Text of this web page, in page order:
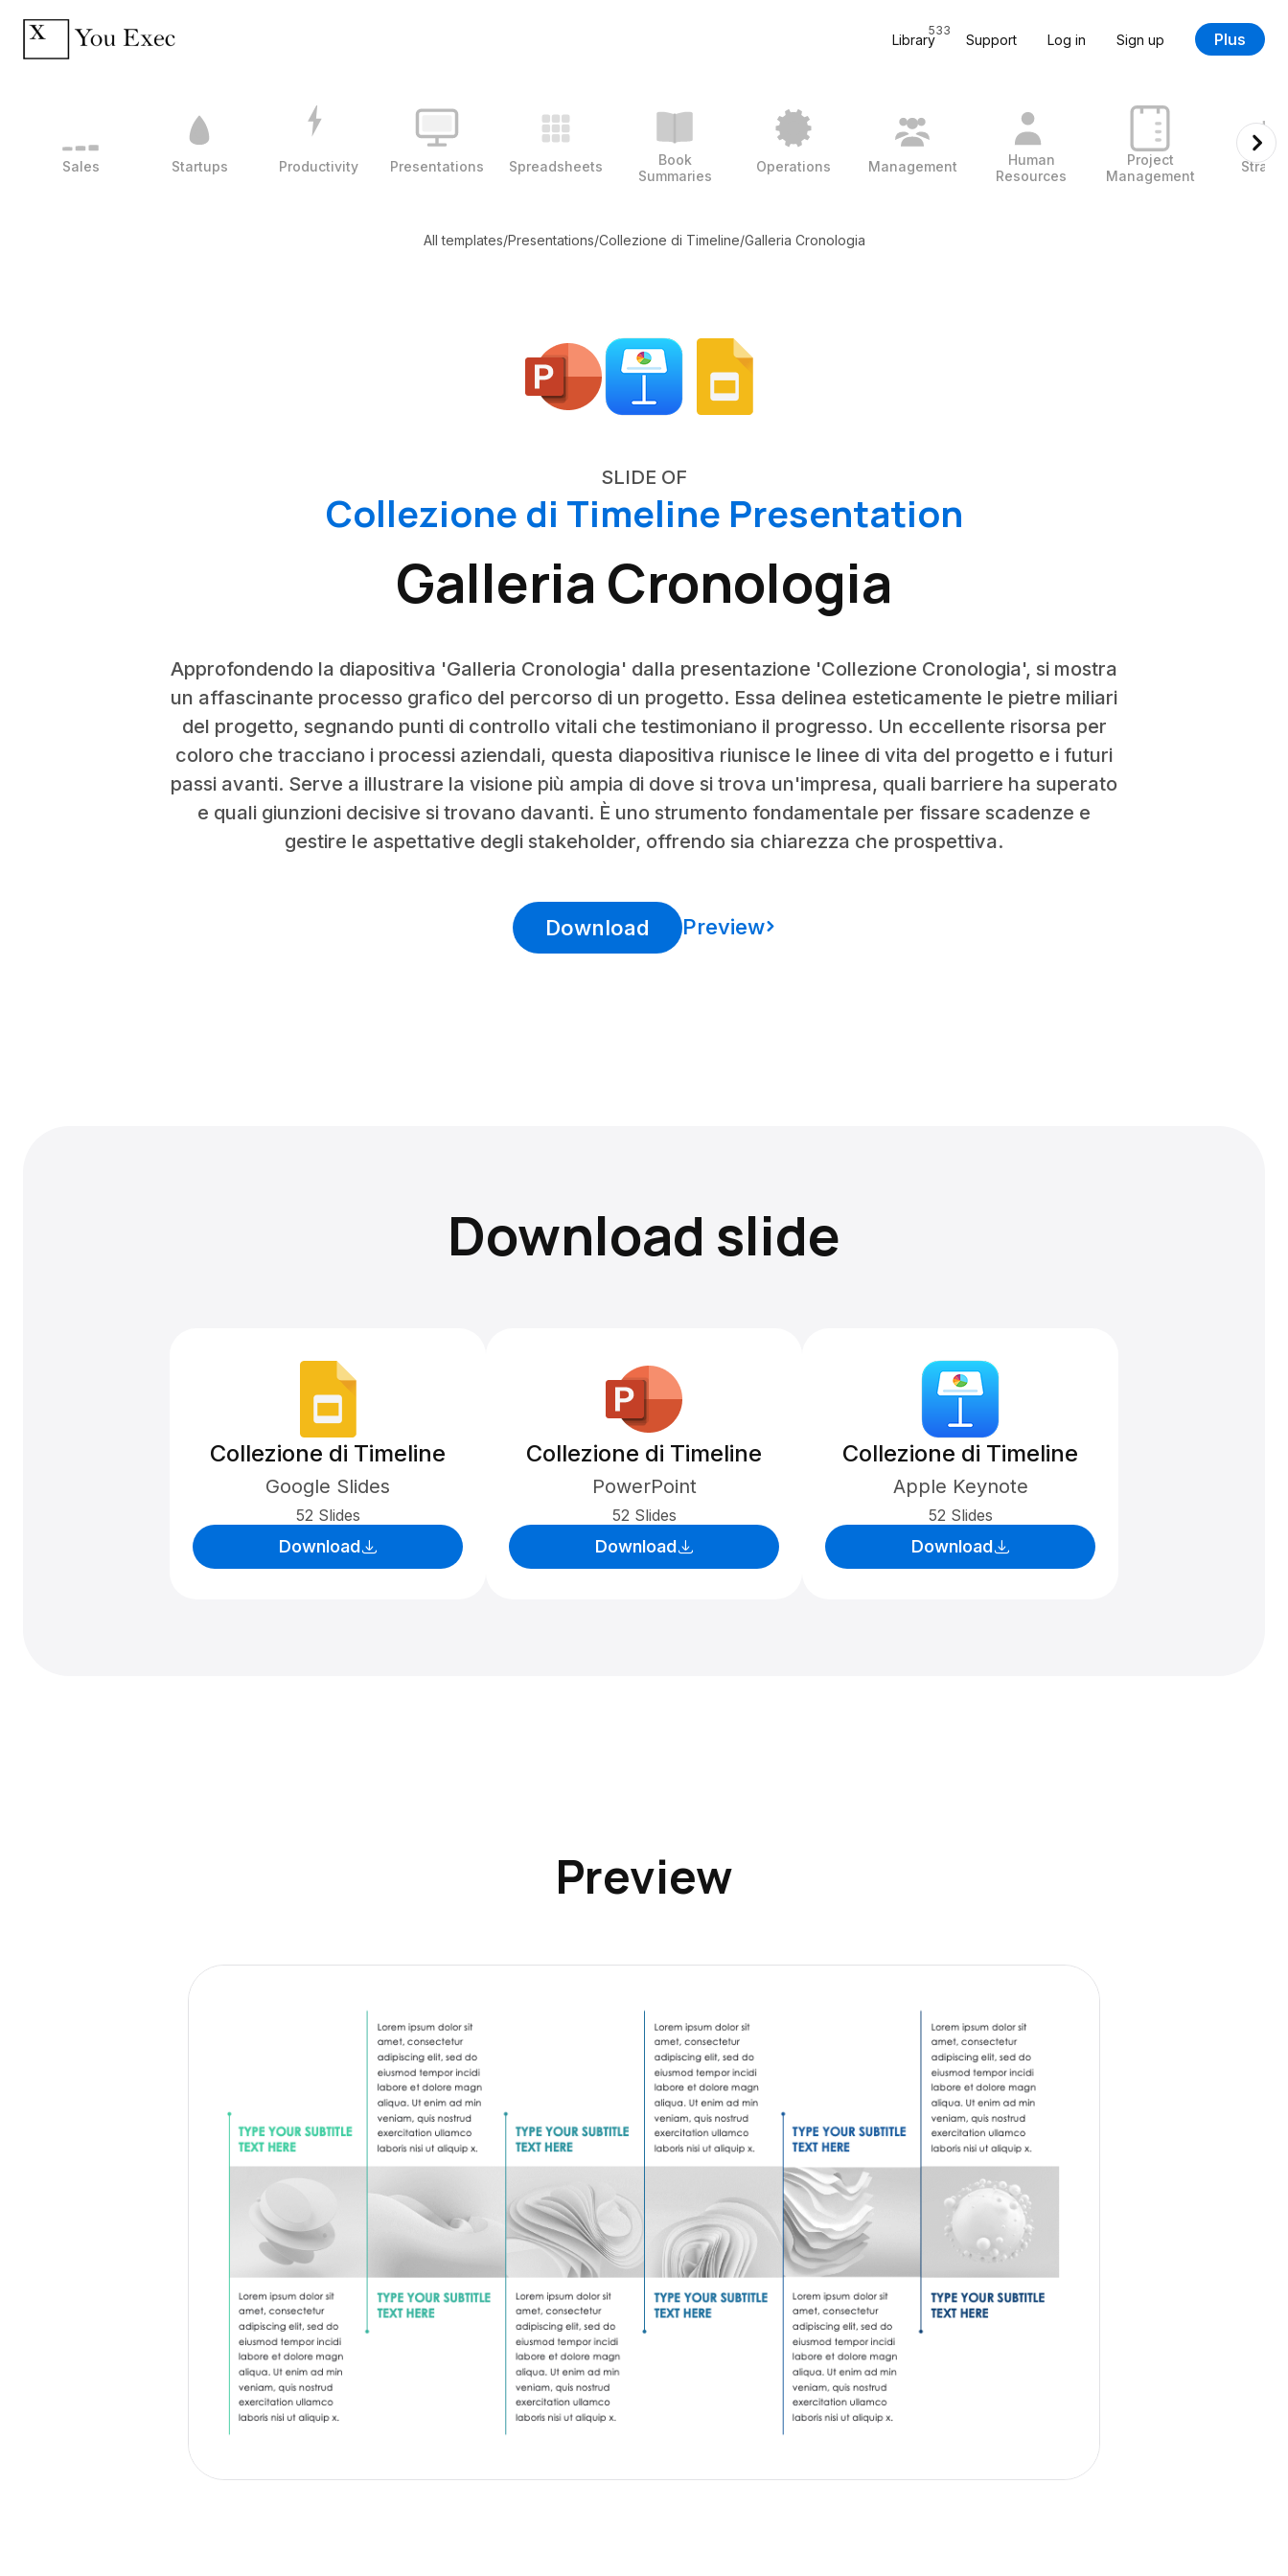
Library
533
Support Log in Sign up Plus
Sales Startups Productivity Presentations Spreadsheets
Book
Summaries
Operations Management
Human
Resources
Project
Management
All templates/Presentations/Collezione di Timeline/Galleria Cronologia
SLIDE OF
Collezione di Timeline Presentation
Galleria Cronologia
Approfondendo la diapositiva 'Galleria Cronologia' dalla presentazione 'Collezione Cronologia', si mostra
un affascinante processo grafico del percorso di un progetto. Essa delinea esteticamente le pietre miliari
del progetto, segnando punti di controllo vitali che testimoniano il progresso. Un eccellente risorsa per
coloro che tracciano i processi aziendali, questa diapositiva riunisce le linee di vita del progetto e i futuri
passi avanti. Serve a illustrare la visione più ampia di dove si trova un'impresa, quali barriere ha superato
e quali giunzioni decisive si trovano davanti. È uno strumento fondamentale per fissare scadenze e
gestire le aspettative degli stakeholder, offrendo sia chiarezza che prospettiva.
Download Preview
Download slide
Collezione di Timeline
Google Slides
52 Slides
Download
Collezione di Timeline
PowerPoint
52 Slides
Download
Collezione di Timeline
Apple Keynote
52 Slides
Download
Preview